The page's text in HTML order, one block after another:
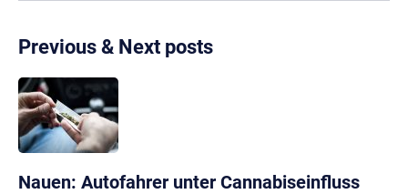
Previous & Next posts
Nauen: Autofahrer unter Cannabiseinfluss